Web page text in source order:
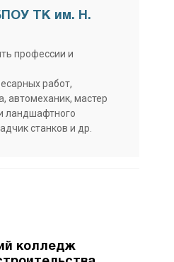
ТК им. Н.
профессии и
работ,
автомеханик, мастер
ландшафтного
станков и др.
колледж